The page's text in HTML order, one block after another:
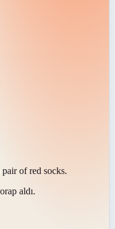
of red socks.
aldı.